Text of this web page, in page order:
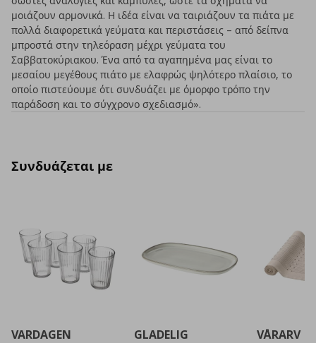
μοιάζουν αρμονικά. Η ιδέα είναι να ταιριάζουν τα πιάτα με
πολλά διαφορετικά γεύματα και περιστάσεις – από δείπνα
μπροστά στην τηλεόραση μέχρι γεύματα του
Σαββατοκύριακου. Ένα από τα αγαπημένα μας είναι το
μεσαίου μεγέθους πιάτο με ελαφρώς ψηλότερο πλαίσιο, το
οποίο πιστεύουμε ότι συνδυάζει με όμορφο τρόπο την
παράδοση και το σύγχρονο σχεδιασμό».
Συνδυάζεται με
VARDAGEN
GLADELIG
VÅRARV